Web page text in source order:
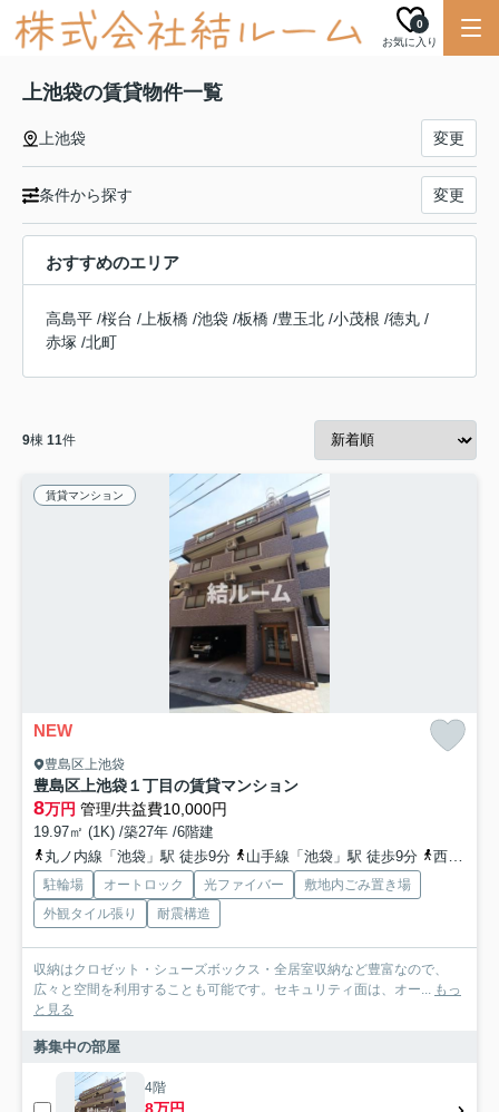
お気に入り
0
上池袋の賃貸物件一覧
上池袋 変更
条件から探す 変更
おすすめのエリア
高島平 /桜台 / 上板橋 /池袋 /板橋 /豊玉北 /小茂根 /徳丸 /
赤塚 /北町
9棟 11件
賃貸マンション
NEW
豊島区上池袋
豊島区上池袋１丁目の賃貸マンション
8万円 管理/共益費10,000円
19.97㎡ (1K) /築27年 /6階建
丸ノ内線「池袋」駅 徒歩9分
山手線「池袋」駅 徒歩9分 西武池袋線「池袋」駅 徒歩9分
駐輪場 オートロック 光ファイバー
敷地内ごみ置き場
外観タイル張り
耐震構造
収納はクロゼット・シューズボックス・全居室収納など豊富なので、
広々と空間を利用することも可能です。セキュリティ面は、オー... もっ
と見る
募集中の部屋
4階